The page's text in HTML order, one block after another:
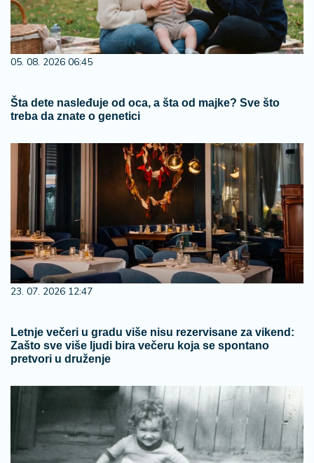
05. 08. 2026 06:45
Šta dete nasleđuje od oca, a šta od majke? Sve što
treba da znate o genetici
23. 07. 2026 12:47
Letnje večeri u gradu više nisu rezervisane za vikend:
Zašto sve više ljudi bira večeru koja se spontano
pretvori u druženje